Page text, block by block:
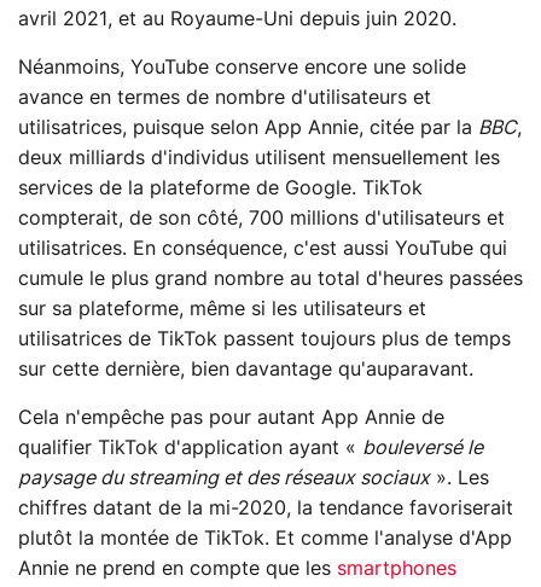
avril 2021, et au Royaume-Uni depuis juin 2020.
Néanmoins, YouTube conserve encore une solide
avance en termes de nombre d'utilisateurs et
utilisatrices, puisque selon App Annie, citée par la BBC,
deux milliards d'individus utilisent mensuellement les
services de la plateforme de Google. TikTok
compterait, de son côté, 700 millions d'utilisateurs et
utilisatrices. En conséquence, c'est aussi YouTube qui
cumule le plus grand nombre au total d'heures passées
sur sa plateforme, même si les utilisateurs et
utilisatrices de TikTok passent toujours plus de temps
sur cette dernière, bien davantage qu'auparavant.
Cela n'empêche pas pour autant App Annie de
qualifier TikTok d'application ayant « bouleversé le
paysage du streaming et des réseaux sociaux». Les
chiffres datant de la mi-2020, la tendance favoriserait
plutôt la montée de TikTok. Et comme l'analyse d'App
Annie ne prend en compte que les smartphones